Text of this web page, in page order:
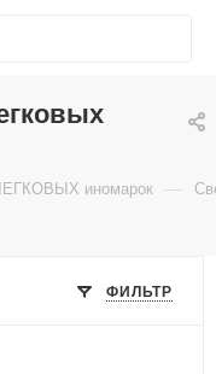
иномарок —
ФИЛЬТР